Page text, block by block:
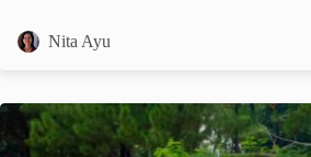
Nita Ayu